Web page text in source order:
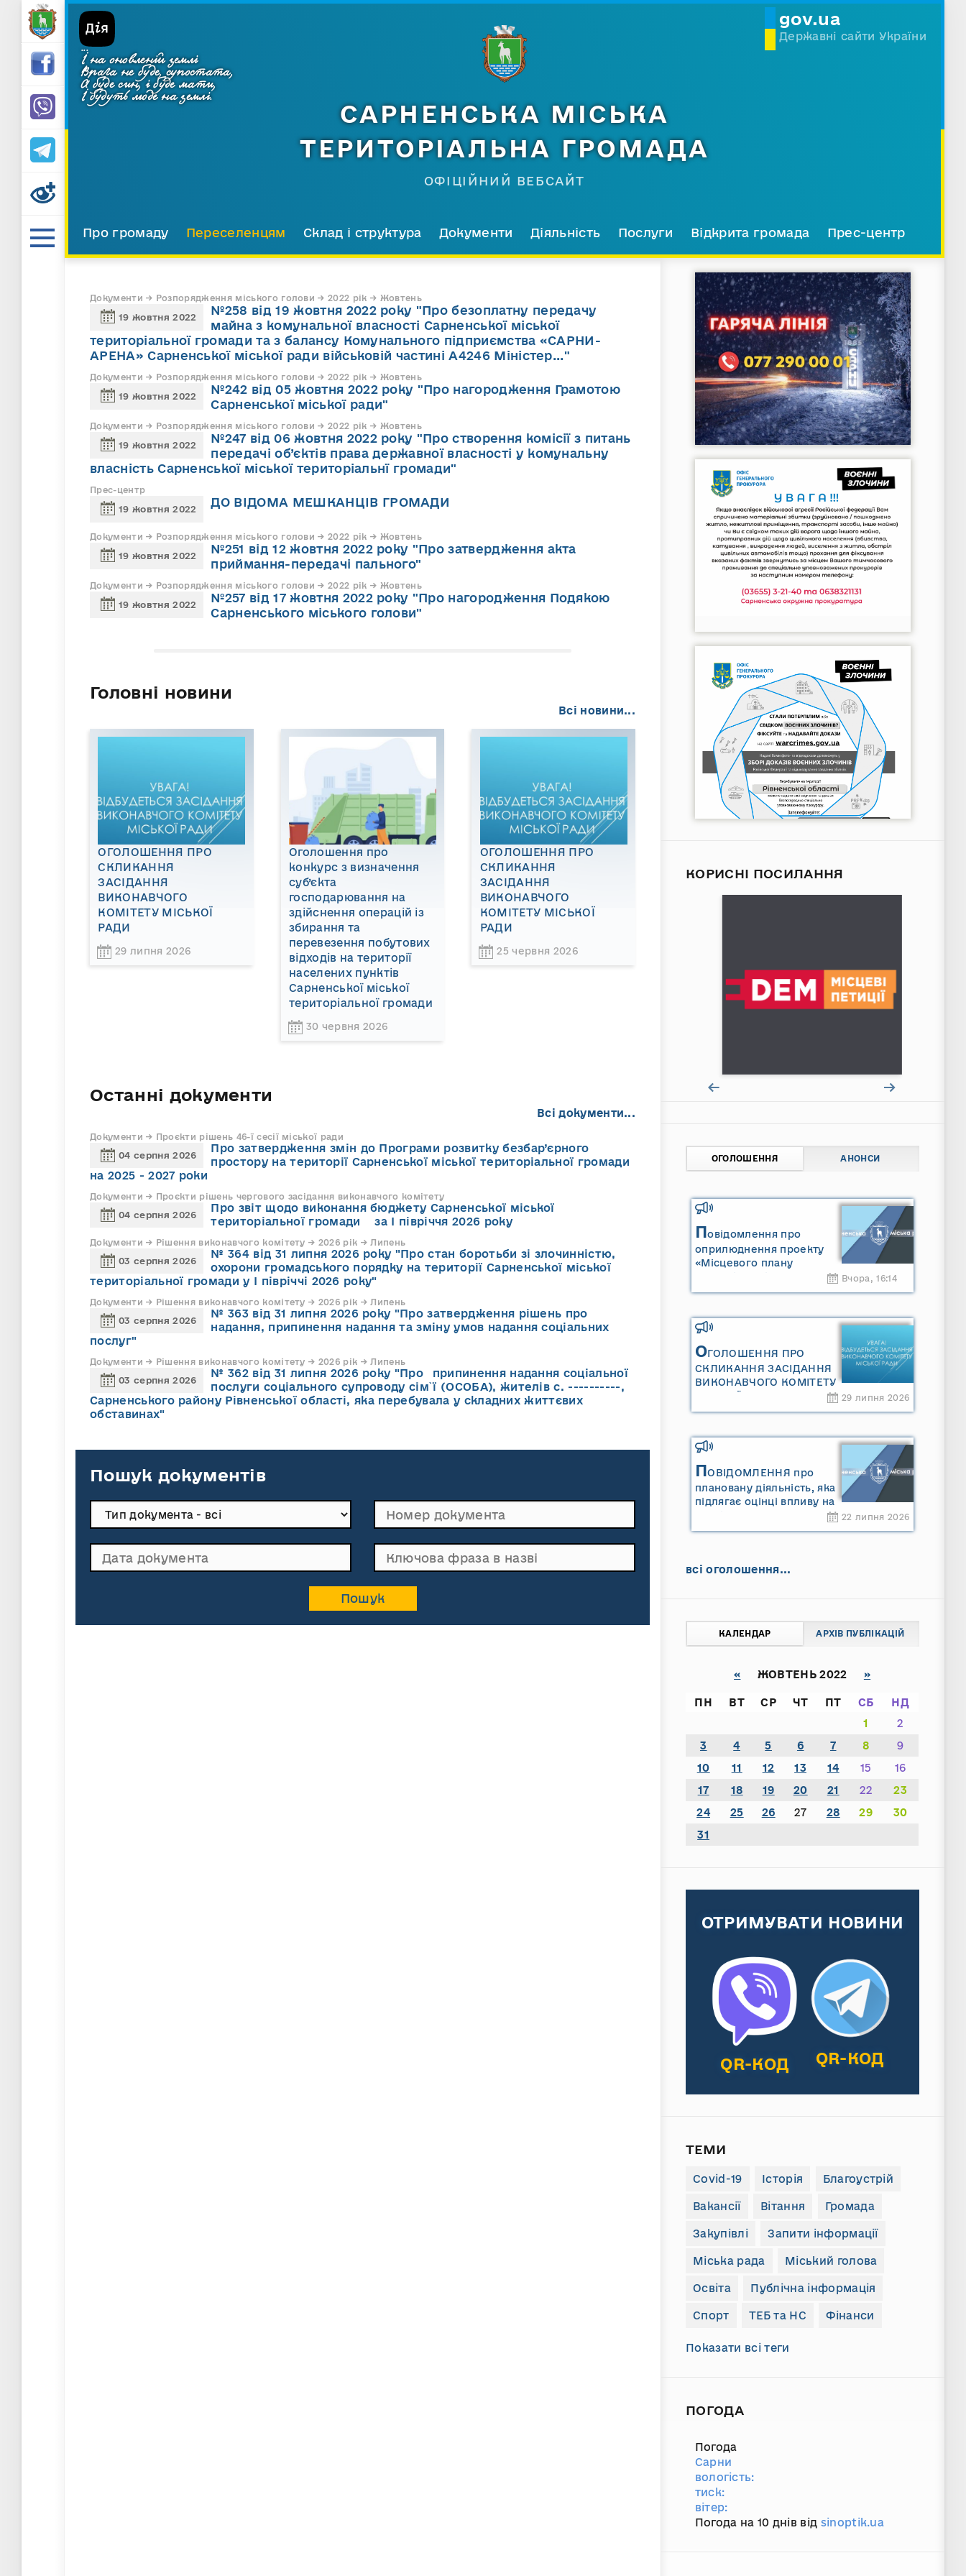
gov.ua
Державні сайти України
...
І на оновленій землі
Врага не буде, супостата,
А буде син, і буде мати,
І будуть люде на землі.
САРНЕНСЬКА МІСЬКА
ТЕРИТОРІАЛЬНА ГРОМАДА
ОФІЦІЙНИЙ ВЕБСАЙТ
Про громаду Переселенцям Склад і структура Документи Діяльність Послуги Відкрита громада Прес-центр
Документи → Розпорядження міського голови → 2022 рік → Жовтень
19 жовтня 2022
№258 від 19 жовтня 2022 року "Про безоплатну передачу
майна з комунальної власності Сарненської міської
територіальної громади та з балансу Комунального підприємства «САРНИ-
АРЕНА» Сарненської міської ради військовій частині А4246 Міністер..."
Документи → Розпорядження міського голови → 2022 рік → Жовтень
19 жовтня 2022
№242 від 05 жовтня 2022 року "Про нагородження Грамотою
Сарненської міської ради"
Документи → Розпорядження міського голови → 2022 рік → Жовтень
19 жовтня 2022
№247 від 06 жовтня 2022 року "Про створення комісії з питань
передачі об’єктів права державної власності у комунальну
власність Сарненської міської територіальнї громади"
Прес-центр
19 жовтня 2022 ДО ВІДОМА МЕШКАНЦІВ ГРОМАДИ
Документи → Розпорядження міського голови → 2022 рік → Жовтень
19 жовтня 2022
№251 від 12 жовтня 2022 року "Про затвердження акта
приймання-передачі пального"
Документи → Розпорядження міського голови → 2022 рік → Жовтень
19 жовтня 2022
№257 від 17 жовтня 2022 року "Про нагородження Подякою
Сарненського міського голови"
Головні новини
Всі новини...
ОГОЛОШЕННЯ ПРО
СКЛИКАННЯ
ЗАСІДАННЯ
ВИКОНАВЧОГО
КОМІТЕТУ МІСЬКОЇ
РАДИ
29 липня 2026
Оголошення про
конкурс з визначення
суб’єкта
господарювання на
здійснення операцій із
збирання та
перевезення побутових
відходів на території
населених пунктів
Сарненської міської
територіальної громади
30 червня 2026
ОГОЛОШЕННЯ ПРО
СКЛИКАННЯ
ЗАСІДАННЯ
ВИКОНАВЧОГО
КОМІТЕТУ МІСЬКОЇ
РАДИ
25 червня 2026
Останні документи
Всі документи...
Документи → Проєкти рішень 46-ї сесії міської ради
04 серпня 2026
Про затвердження змін до Програми розвитку безбар’єрного
простору на території Сарненської міської територіальної громади
на 2025 - 2027 роки
Документи → Проєкти рішень чергового засідання виконавчого комітету
04 серпня 2026
Про звіт щодо виконання бюджету Сарненської міської
територіальної громади за І півріччя 2026 року
Документи → Рішення виконавчого комітету → 2026 рік → Липень
03 серпня 2026
№ 364 від 31 липня 2026 року "Про стан боротьби зі злочинністю,
охорони громадського порядку на території Сарненської міської
територіальної громади у І півріччі 2026 року"
Документи → Рішення виконавчого комітету → 2026 рік → Липень
03 серпня 2026
№ 363 від 31 липня 2026 року "Про затвердження рішень про
надання, припинення надання та зміну умов надання соціальних
послуг"
Документи → Рішення виконавчого комітету → 2026 рік → Липень
03 серпня 2026
№ 362 від 31 липня 2026 року "Про припинення надання соціальної
послуги соціального супроводу cім`ї (ОСОБА), жителів с. ----------,
Сарненського району Рівненської області, яка перебувала у складних життєвих
обставинах"
Пошук документів
КОРИСНІ ПОСИЛАННЯ
ОГОЛОШЕННЯ АНОНСИ
Повідомлення про
оприлюднення проекту
«Місцевого плану
Сарненської міської
та «Звіту про стратегічну
екологічну оцінку
«Місцевого плану
управління відходами
Сарненської міської
територіальної громади»
Вчора, 16:14
ОГОЛОШЕННЯ ПРО
СКЛИКАННЯ ЗАСІДАННЯ
ВИКОНАВЧОГО КОМІТЕТУ
МІСЬКОЇ РАДИ
29 липня 2026
ПОВІДОМЛЕННЯ про
плановану діяльність, яка
підлягає оцінці впливу на
довкілля ТОВАРИСТВО З
ОБМЕЖЕНОЮ
22 липня 2026
всі оголошення...
КАЛЕНДАР АРХІВ ПУБЛІКАЦІЙ
« ЖОВТЕНЬ 2022 »
ПН ВТ СР ЧТ ПТ СБ
НД
1
2
3
4 5 6 7 8
9
10
11 12 13 14 15
16
17
18 19 20 21 22
23
24
25 26 27 28 29
30
31
ОТРИМУВАТИ НОВИНИ
QR-КОД QR-КОД
ТЕМИ
Covid-19 Історія Благоустрій
Вакансії Вітання Громада
Закупівлі Запити інформації
Міська рада Міський голова
Освіта Публічна інформація
Спорт ТЕБ та НС Фінанси
Показати всі теги
ПОГОДА
Погода
Сарни
вологість:
тиск:
вітер:
Погода на 10 днів від sinoptik.ua